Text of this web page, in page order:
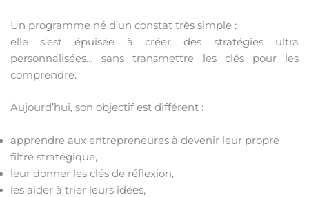
Un programme né d’un constat très simple :
elle s’est épuisée à créer des stratégies ultra
personnalisées… sans transmettre les clés pour les
comprendre.
Aujourd’hui, son objectif est différent :
apprendre aux entrepreneures à devenir leur propre
filtre stratégique,
leur donner les clés de réflexion,
les aider à trier leurs idées,